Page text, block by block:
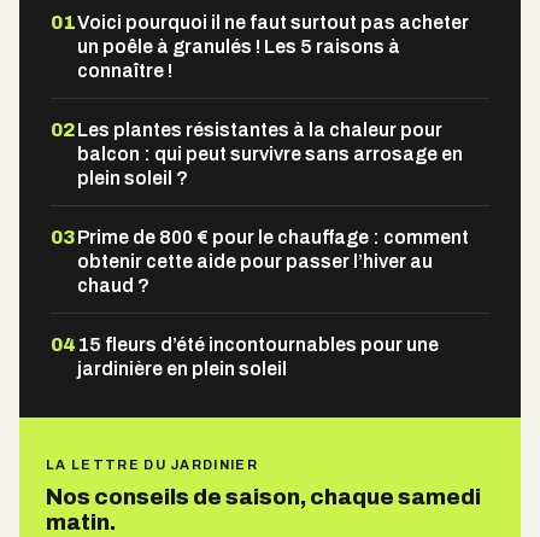
01Voici pourquoi il ne faut surtout pas acheter
un poêle à granulés ! Les 5 raisons à
connaître !
02Les plantes résistantes à la chaleur pour
balcon : qui peut survivre sans arrosage en
plein soleil ?
03Prime de 800 € pour le chauffage : comment
obtenir cette aide pour passer l’hiver au
chaud ?
04 15 fleurs d’été incontournables pour une
jardinière en plein soleil
LA LETTRE DU JARDINIER
Nos conseils de saison, chaque samedi
matin.